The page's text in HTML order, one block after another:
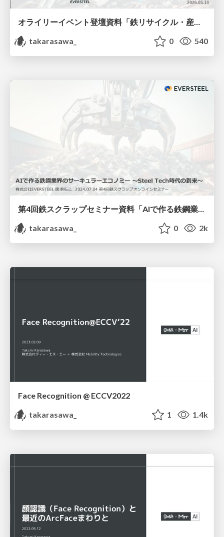
オライリーイベント登壇資料「鉄リサイクル・産廃業界におけるAI技術実応用のカタチ」
takarasawa_
0 540
takarasawa_
0 2k
Face Recognition @ ECCV2022
takarasawa_
1 1.4k